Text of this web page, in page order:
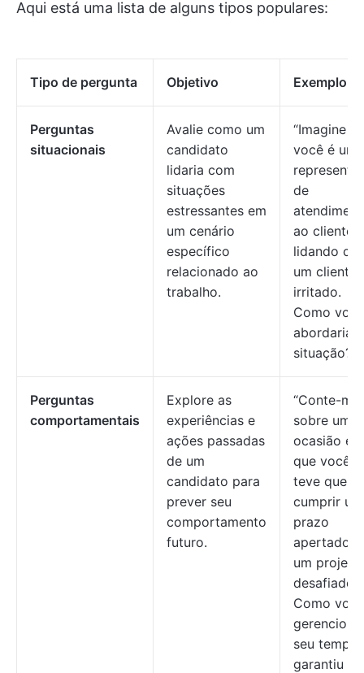
Aqui está uma lista de alguns tipos populares:
Tipo de pergunta Objetivo Exemplo
Perguntas
situacionais
Avalie como um
candidato
lidaria com
situações
estressantes em
um cenário
específico
relacionado ao
trabalho.
“Imagine
você é um
de
ao cliente
lidando
um cliente
irritado.
Como você
abordaria a
situação?”
Perguntas
comportamentais
Explore as
experiências e
ações passadas
de um
candidato para
prever seu
comportamento
futuro.
“Conte-me
sobre uma
ocasião em
que você
teve que
cumprir um
prazo
apertado
um projeto
desafiador.
Como você
gerenciou
seu tempo
garantiu o